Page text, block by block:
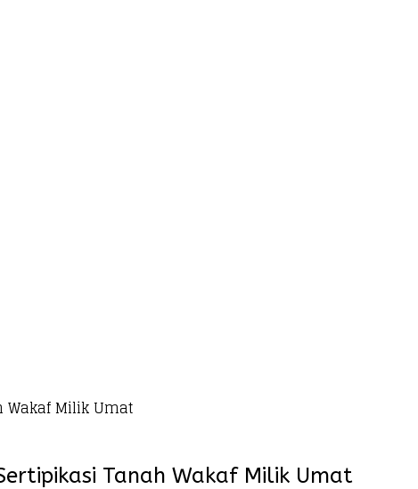
Wakaf Milik Umat
Tanah Wakaf Milik Umat